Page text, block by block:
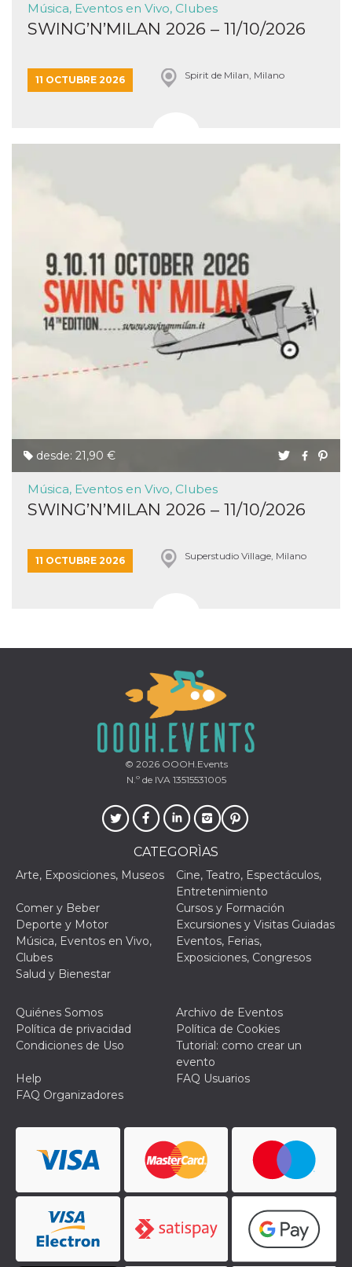
Música, Eventos en Vivo, Clubes
SWING’N’MILAN 2026 – 11/10/2026
11 OCTUBRE 2026 Spirit de Milan, Milano
desde: 21,90 €
Música, Eventos en Vivo, Clubes
SWING’N’MILAN 2026 – 11/10/2026
11 OCTUBRE 2026 Superstudio Village, Milano
© 2026OOOH.Events
N.º de IVA 13515531005
CATEGORÌAS
Arte, Exposiciones, Museos
Cine, Teatro, Espectáculos,
Entretenimiento
Comer y Beber
Cursos y Formación
Deporte y Motor
Excursiones y Visitas Guiadas
Música, Eventos en Vivo,
Clubes
Eventos, Ferias,
Exposiciones, Congresos
Salud y Bienestar
Quiénes Somos
Archivo de Eventos
Política de privacidad
Política de Cookies
Condiciones de Uso
Tutorial: como crear un
evento
Help
FAQ Usuarios
FAQ Organizadores